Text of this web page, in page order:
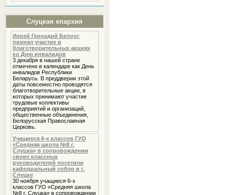
Слуцкая епархия
Иерей Геннадий Белоус
принял участие в
благотворительных акциях
ко Дню инвалидов
3 декабря в нашей стране
отмечено в календаре как День
инвалидов Республики
Беларусь. В преддверии этой
даты повсеместно проводятся
благотворительные акции, в
которых принимают участие
трудовые коллективы
предприятий и организаций,
общественные объединения,
Белорусская Православная
Церковь.
Учащиеся 6-х классов ГУО
«Средняя школа №8 г.
Слуцка» в сопровождении
своих классных
руководителей посетили
кафедральный собор в г.
Слуцке
30 ноября учащиеся 6-х
классов ГУО «Средняя школа
№8 г. Слуцка» в сопровождении